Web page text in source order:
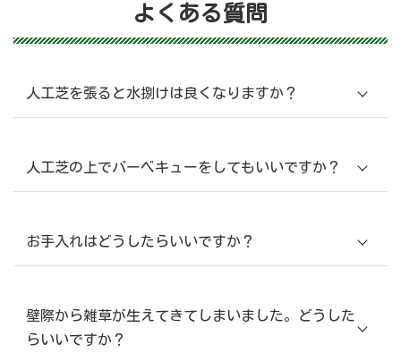
よくある質問
人工芝を張ると水捌けは良くなりますか？
人工芝の上でバーベキューをしてもいいですか？
お手入れはどうしたらいいですか？
壁際から雑草が生えてきてしまいました。どうした
らいいですか？